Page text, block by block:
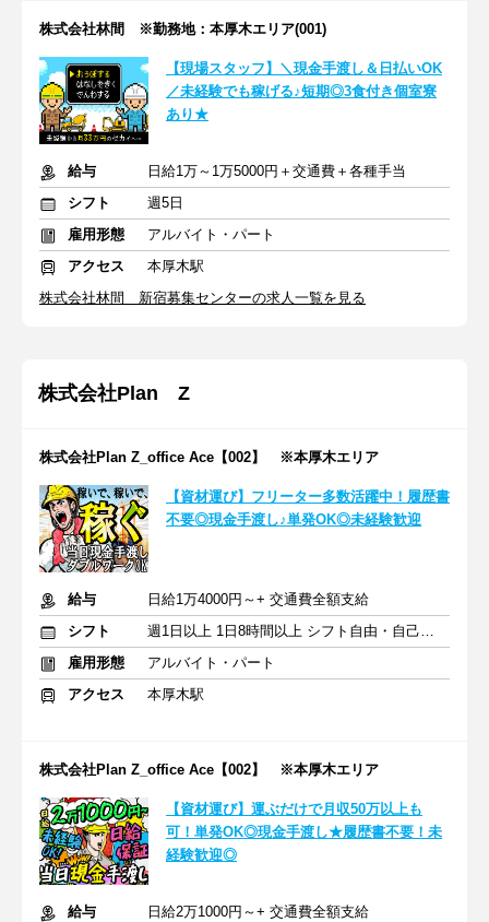
株式会社林間 ※勤務地：本厚木エリア(001)
【現場スタッフ】＼現金手渡し＆日払いOK
／未経験でも稼げる♪短期◎3食付き個室寮
あり★
給与
日給1万～1万5000円＋交通費＋各種手当
シフト
週5日
雇用形態
アルバイト・パート
アクセス
本厚木駅
株式会社林間 新宿募集センターの求人一覧を見る
株式会社Plan Z
株式会社Plan Z_office Ace【002】 ※本厚木エリア
【資材運び】フリーター多数活躍中！履歴書
不要◎現金手渡し♪単発OK◎未経験歓迎
給与
日給1万4000円～+ 交通費全額支給
シフト
週1日以上 1日8時間以上 シフト自由・自己申告
雇用形態
アルバイト・パート
アクセス
本厚木駅
株式会社Plan Z_office Ace【002】 ※本厚木エリア
【資材運び】運ぶだけで月収50万以上も
可！単発OK◎現金手渡し★履歴書不要！未
経験歓迎◎
給与
日給2万1000円～+ 交通費全額支給